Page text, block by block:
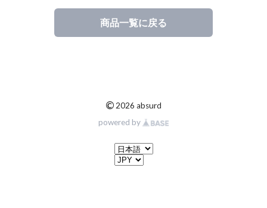
商品一覧に戻る
© 2026 absurd
powered by